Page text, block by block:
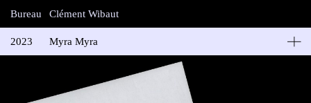
Bureau Clément Wibaut
2023
Myra Myra
Identité visuelle de Myra Myra, galerie d’art contemporain
nomade – direction Édouard Legeay.